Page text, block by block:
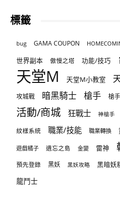
標籤
bug GAMA COUPON
世界副本
傲慢之塔 功能/技巧
天堂M 天堂M小教室
攻城戰 暗黑騎士 槍手 槍
活動/商城 狂戰士 神槍手
紋樣系統 職業/技能 職業轉換
遊戲橘子 遺忘之島 金變 雷神
預先登錄 黑妖 黑妖攻略 黑暗妖
龍鬥士